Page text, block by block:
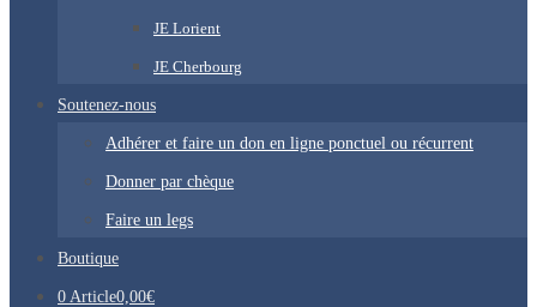
JE Lorient
JE Cherbourg
Soutenez-nous
Adhérer et faire un don en ligne ponctuel ou récurrent
Donner par chèque
Faire un legs
Boutique
0 Article0,00€